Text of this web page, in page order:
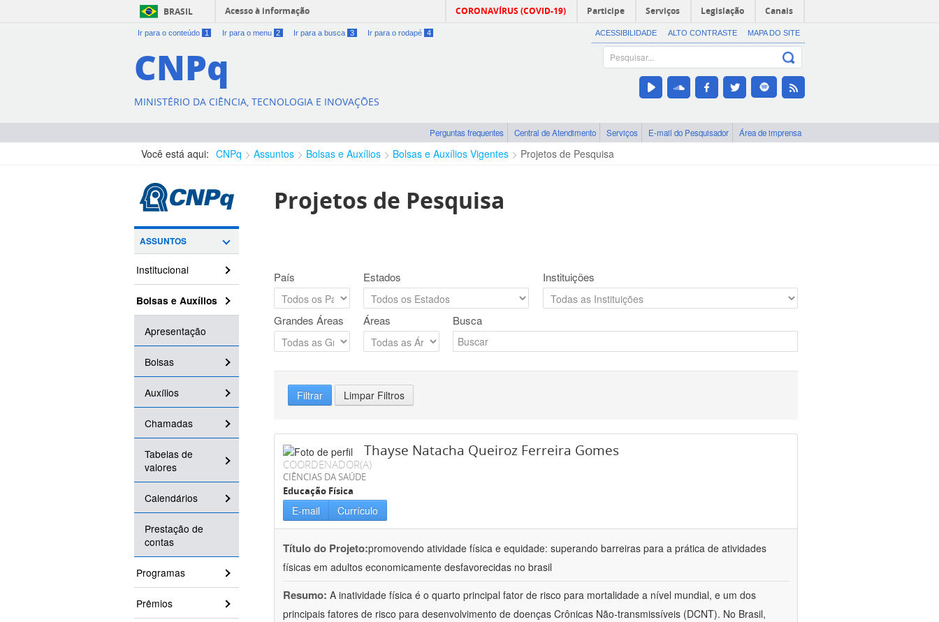
BRASIL Acesso à informação CORONAVÍRUS (COVID-19) Participe Serviços Legislação Canais
Ir para o conteúdo 1 Ir para o menu 2 Ir para a busca 3 Ir para o rodapé 4 ACESSIBILIDADE ALTO CONTRASTE MAPA DO SITE
CNPq
MINISTÉRIO DA CIÊNCIA, TECNOLOGIA E INOVAÇÕES
Perguntas frequentes Central de Atendimento Serviços E-mail do Pesquisador Área de imprensa
Você está aqui: CNPq Assuntos Bolsas e Auxílios Bolsas e Auxílios Vigentes Projetos de Pesquisa
ASSUNTOS
Institucional
Bolsas e Auxílios
Apresentação
Bolsas
Auxílios
Chamadas
Tabelas de
valores
Calendários
Prestação de
contas
Programas
Prêmios
Projetos de Pesquisa
País Estados Instituições
Grandes Áreas Áreas Busca
Filtrar Limpar Filtros
Thayse Natacha Queiroz Ferreira Gomes
COORDENADOR(A)
CIÊNCIAS DA SAÚDE
Educação Física
E-mail Currículo
Título do Projeto:promovendo atividade física e equidade: superando barreiras para a prática de atividades
físicas em adultos economicamente desfavorecidas no brasil
Resumo: A inatividade física é o quarto principal fator de risco para mortalidade a nível mundial, e um dos
principais fatores de risco para desenvolvimento de doenças Crônicas Não-transmissíveis (DCNT). No Brasil,